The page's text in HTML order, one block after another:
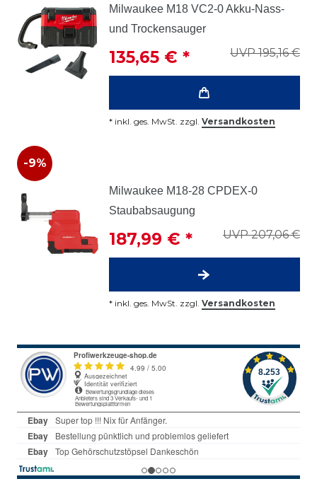
Milwaukee M18 VC2-0 Akku-Nass-
und Trockensauger
UVP 195,16 €
135,65 € *
* inkl. ges. MwSt. zzgl. Versandkosten
-9%
Milwaukee M18-28 CPDEX-0
Staubabsaugung
UVP 207,06 €
187,99 € *
* inkl. ges. MwSt. zzgl. Versandkosten